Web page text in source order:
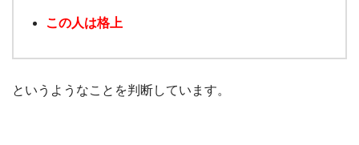
この人は格上
というようなことを判断しています。